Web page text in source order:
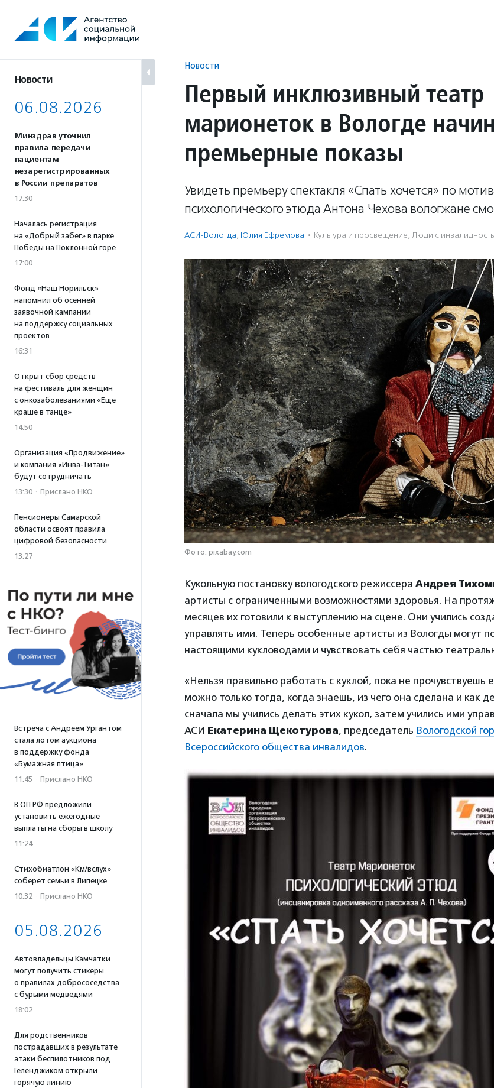
содержанию
Новости
06.08.2026
Минздрав уточнил
правила передачи
пациентам
незарегистрированных
в России препаратов
17:30
Началась регистрация
на «Добрый забег» в парке
Победы на Поклонной горе
17:00
Фонд «Наш Норильск»
напомнил об осенней
заявочной кампании
на поддержку социальных
проектов
16:31
Открыт сбор средств
на фестиваль для женщин
с онкозаболеваниями «Еще
краше в танце»
14:50
Организация «Продвижение»
и компания «Инва-Титан»
будут сотрудничать
13:30 · Прислано НКО
Пенсионеры Самарской
области освоят правила
цифровой безопасности
13:27
Встреча с Андреем Ургантом
стала лотом аукциона
в поддержку фонда
«Бумажная птица»
11:45 · Прислано НКО
В ОП РФ предложили
установить ежегодные
выплаты на сборы в школу
11:24
Стихобиатлон «Км/вслух»
соберет семьи в Липецке
10:32 · Прислано НКО
05.08.2026
Автовладельцы Камчатки
могут получить стикеры
о правилах добрососедства
с бурыми медведями
18:02
Для родственников
пострадавших в результате
атаки беспилотников под
Геленджиком открыли
горячую линию
Новости
Первый инклюзивный театр
марионеток в Вологде
премьерные показы
Увидеть премьеру спектакля «Спать хочется» по
психологического этюда Антона Чехова вологжане
АСИ-Вологда, Юлия Ефремова · Культура и просвещение, Люди с
Фото: pixabay.com
Кукольную постановку вологодского режиссера Андрея
артисты с ограниченными возможностями здоровья. На
месяцев их готовили к выступлению на сцене. Они учились
управлять ими. Теперь особенные артисты из Вологды могут
настоящими кукловодами и чувствовать себя частью
«Нельзя правильно работать с куклой, пока не прочувствуешь
можно только тогда, когда знаешь, из чего она сделана и как
сначала мы учились делать этих кукол, затем учились ими
АСИ Екатерина Щекотурова, председатель Вологодской
Всероссийского общества инвалидов.